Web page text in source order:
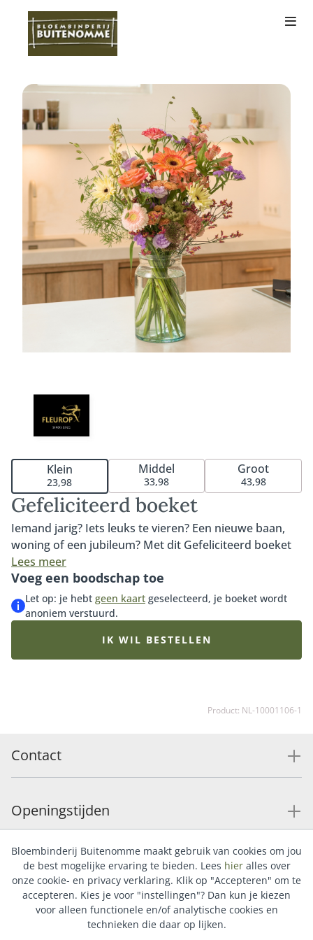
Gefeliciteerd boeket
Iemand jarig? Iets leuks te vieren? Een nieuwe baan,
woning of een jubileum? Met dit Gefeliciteerd boeket
maak je elk moment nog specialer. Het boeket
kenmerkt zich door de vrolijke en opvallende kleuren
en zorgt gegarandeerd voor een glimlach op het
gezicht van de ontvanger. Een prachtig boeket en met
bijpassende vaas en maak de verrassing compleet. Wil
je iemand echt verwennen? Onze luxueuze bonbons of
Lees meer
Klein
23,98
Middel
33,98
Groot
43,98
Voeg een boodschap toe
Let op: je hebt geen kaart geselecteerd, je boeket wordt
anoniem verstuurd.
IK WIL BESTELLEN
Product: NL-10001106-1
Contact
Openingstijden
Service
Populaire categorieën
Bloembinderij Buitenomme maakt gebruik van cookies om jou
de best mogelijke ervaring te bieden. Lees hieralles over
onze cookie- en privacy verklaring. Klik op "Accepteren" om te
accepteren. Kies je voor "instellingen"? Dan kun je kiezen
voor alleen functionele en/of analytische cookies en
technieken die daar op lijken.